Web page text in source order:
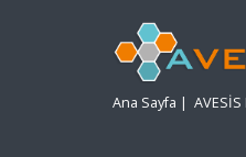
Ana Sayfa | AVESİS